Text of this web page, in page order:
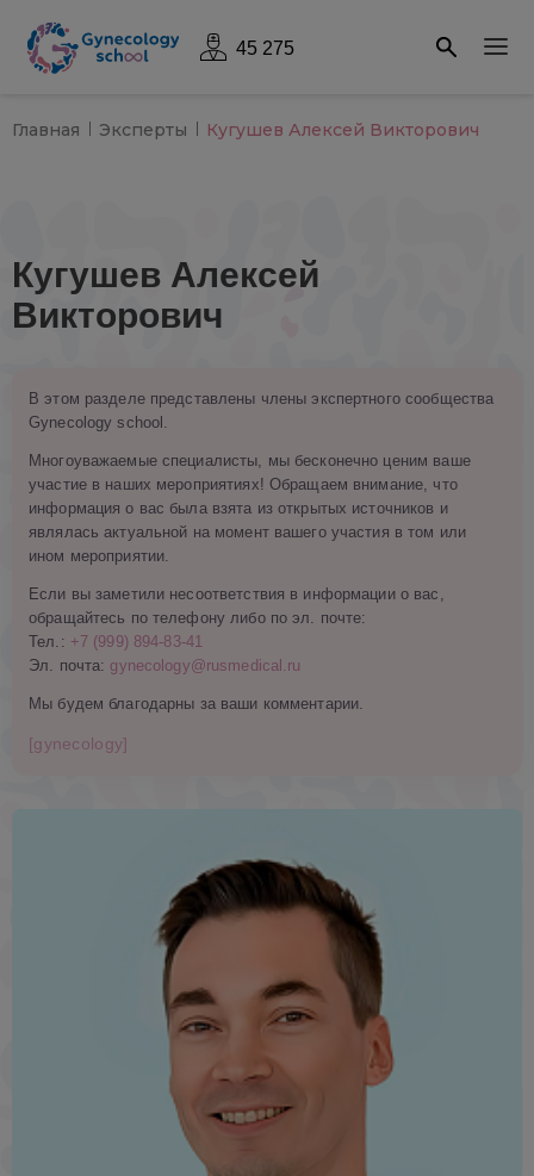
45 275
Главная Эксперты Кугушев Алексей Викторович
Кугушев Алексей
Викторович
В этом разделе представлены члены экспертного сообщества
Gynecology school.
Многоуважаемые специалисты, мы бесконечно ценим ваше
участие в наших мероприятиях! Обращаем внимание, что
информация о вас была взята из открытых источников и
являлась актуальной на момент вашего участия в том или
ином мероприятии.
Если вы заметили несоответствия в информации о вас,
обращайтесь по телефону либо по эл. почте:
Тел.: +7 (999) 894-83-41
Эл. почта: gynecology@rusmedical.ru
Мы будем благодарны за ваши комментарии.
[gynecology]